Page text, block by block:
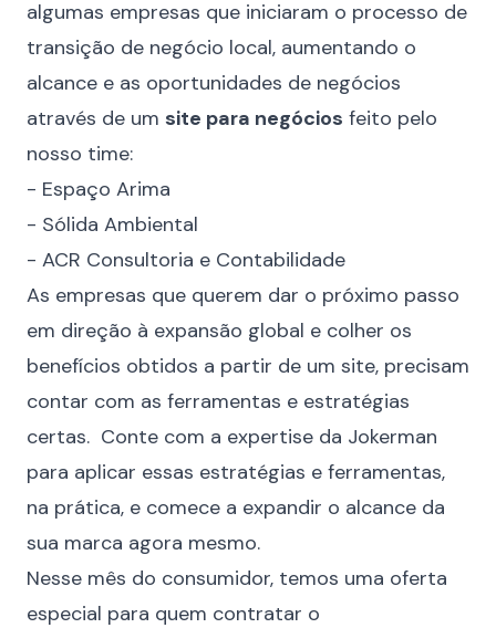
algumas empresas que iniciaram o processo de
transição de negócio local, aumentando o
alcance e as oportunidades de negócios
através de um site para negócios feito pelo
nosso time:
- Espaço Arima
- Sólida Ambiental
- ACR Consultoria e Contabilidade
As empresas que querem dar o próximo passo
em direção à expansão global e colher os
benefícios obtidos a partir de um site, precisam
contar com as ferramentas e estratégias
certas. Conte com a expertise da Jokerman
para aplicar essas estratégias e ferramentas,
na prática, e comece a expandir o alcance da
sua marca agora mesmo.
Nesse mês do consumidor, temos uma oferta
especial para quem contratar o